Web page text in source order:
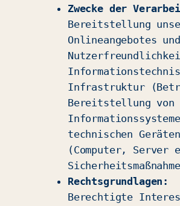
Zwecke der
Bereitstellung
Onlineangebotes und
Infrastruktur
Bereitstellung von
technischen Geräten
(Computer,
Rechtsgrundlagen:
Berechtigte